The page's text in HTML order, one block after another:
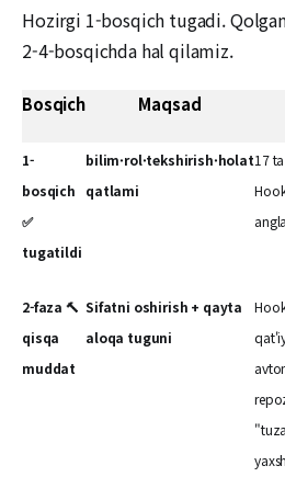
Hozirgi 1-bosqich tugadi.
2-4-bosqichda hal qilamiz.
Bosqich Maqsad
1-
bosqich
✅
tugatildi
bilim·rol·tekshirish·holat
qatlami
17
2-faza 🔨
qisqa
muddat
Sifatni oshirish + qayta
aloqa tuguni